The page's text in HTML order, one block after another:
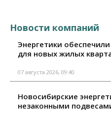
Новости компаний
Энергетики
для новых жилых
07 августа 2026, 09:40
Новосибирские
незаконными